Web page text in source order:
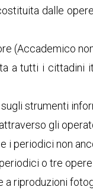
dalle
(Accademico
a tutti i cittadini
strumenti
gli
i periodici non
o tre
a riproduzioni